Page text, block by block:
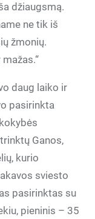
džiaugsmą.
ne tik iš
žmonių.
daug laiko ir
pasirinkta
Ganos,
kurio
sviesto
pasirinktas su
pieninis – 35